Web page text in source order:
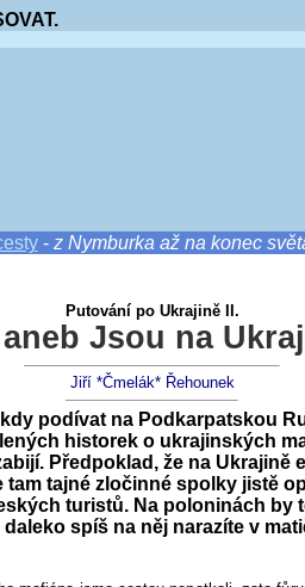
- z Nymburka až na konec
Putování po Ukrajině II.
Jsou na
Jiří *Čmelák* Řehounek
podívat na Podkarpatskou
historek o ukrajinských
Předpoklad, že na Ukrajině
tam tajné zločinné spolky jistě
turistů. Na poloninách by
spíš na něj narazíte v